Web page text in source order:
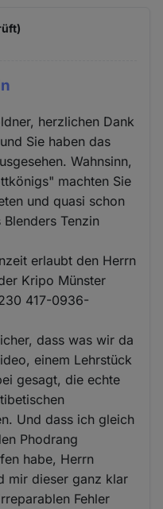
herzlichen Dank
Sie haben das
Wahnsinn,
machten Sie
und quasi schon
Tenzin
erlaubt den Herrn
Kripo Münster
417-0936-
dass was wir da
einem Lehrstück
gesagt, die echte
Und dass ich gleich
Phodrang
habe, Herrn
mir dieser ganz klar
Fehler